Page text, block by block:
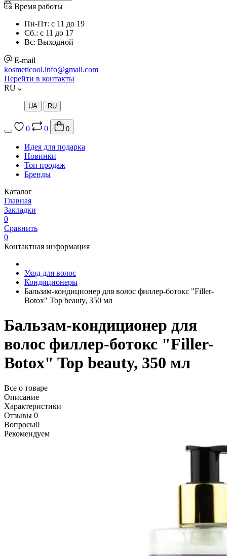
Время работы
Пн-Пт: с 11 до 19
Сб.: с 11 до 17
Вс: Выходной
E-mail
kosmeticool.info@gmail.com
Перейти в контакты
RU
UA RU
0 0 0
Идея для подарка
Новинки
Топ продаж
Бренды
Каталог
Главная
Закладки
0
Сравнить
0
Контактная информация
Уход для волос
Кондиционеры
Бальзам-кондиционер для волос филлер-ботокс "Filler-
Botox" Top beauty, 350 мл
Бальзам-кондиционер для
волос филлер-ботокс "Filler-
Botox" Top beauty, 350 мл
Все о товаре
Описание
Характеристики
Отзывы 0
Вопросы0
Рекомендуем